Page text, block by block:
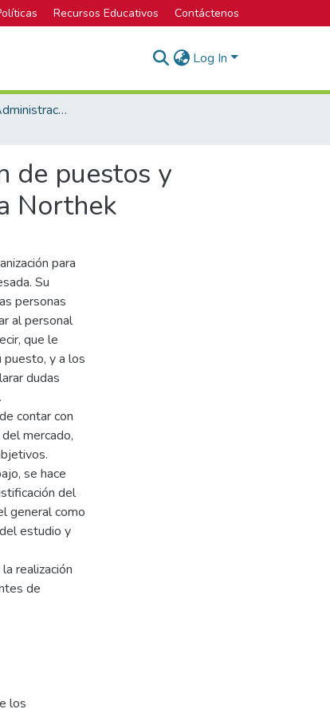
Recursos Educativos Contáctenos
Log In
Bachillerato en Administración de Empresas
de puestos y
Northek
para
Su
personas
al personal
que le
puesto, y a los
dudas
contar con
mercado,
se hace
del
general como
estudio y
realización
de
los